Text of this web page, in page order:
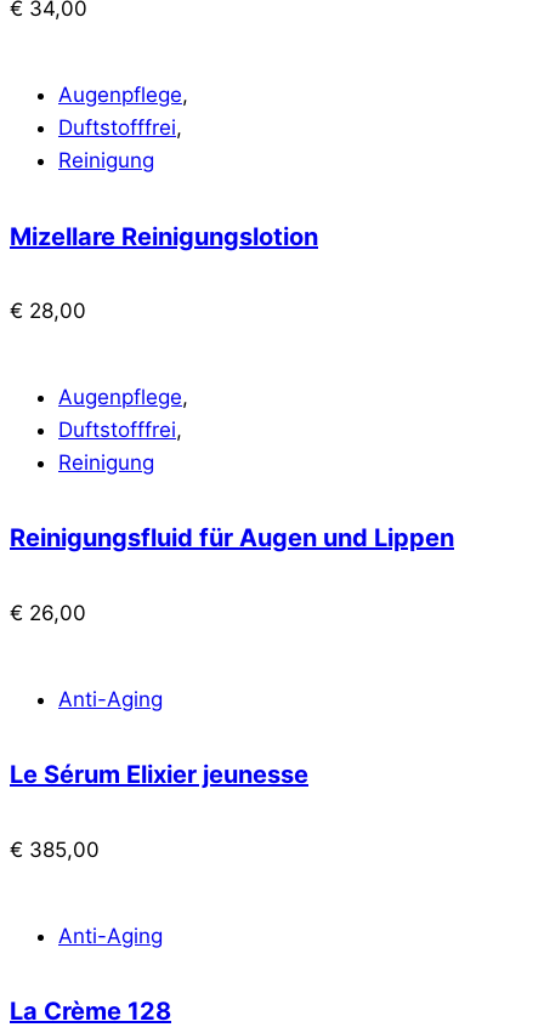
€ 34,00
Augenpflege,
Duftstofffrei,
Reinigung
Mizellare Reinigungslotion
€ 28,00
Augenpflege,
Duftstofffrei,
Reinigung
Reinigungsfluid für Augen und Lippen
€ 26,00
Anti-Aging
Le Sérum Elixier jeunesse
€ 385,00
Anti-Aging
La Crème 128